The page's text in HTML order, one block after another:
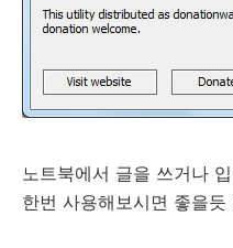
노트북에서 글을 쓰거나
한번 사용해보시면 좋을듯